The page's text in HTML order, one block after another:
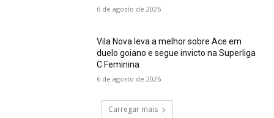
6 de agosto de 2026
Vila Nova leva a melhor sobre Ace em
duelo goiano e segue invicto na Superliga
C Feminina
6 de agosto de 2026
Carregar mais